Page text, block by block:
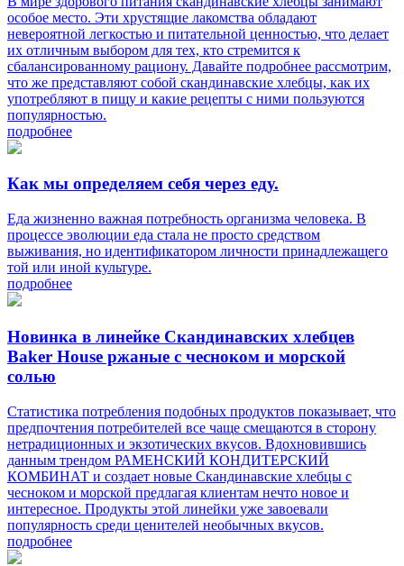
особое место. Эти хрустящие лакомства обладают
невероятной легкостью и питательной ценностью, что делает
их отличным выбором для тех, кто стремится к
сбалансированному рациону. Давайте подробнее рассмотрим,
что же представляют собой скандинавские хлебцы, как их
употребляют в пищу и какие рецепты с ними пользуются
популярностью.
подробнее
Как мы определяем себя через еду.
Еда жизненно важная потребность организма человека. В
процессе эволюции еда стала не просто средством
выживания, но идентификатором личности принадлежащего
той или иной культуре.
подробнее
Новинка в линейке Скандинавских хлебцев
Baker House ржаные с чесноком и морской
солью
Статистика потребления подобных продуктов показывает, что
предпочтения потребителей все чаще смещаются в сторону
нетрадиционных и экзотических вкусов. Вдохновившись
данным трендом РАМЕНСКИЙ КОНДИТЕРСКИЙ
КОМБИНАТ и создает новые Скандинавские хлебцы с
чесноком и морской предлагая клиентам нечто новое и
интересное. Продукты этой линейки уже завоевали
популярность среди ценителей необычных вкусов.
подробнее